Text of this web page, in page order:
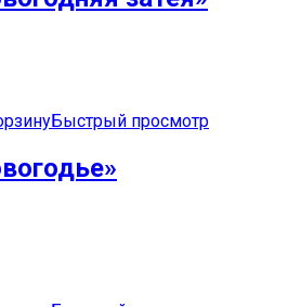
Быстрый просмотр